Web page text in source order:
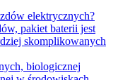
elektrycznych?
pakiet baterii jest
skomplikowanych
biologicznej